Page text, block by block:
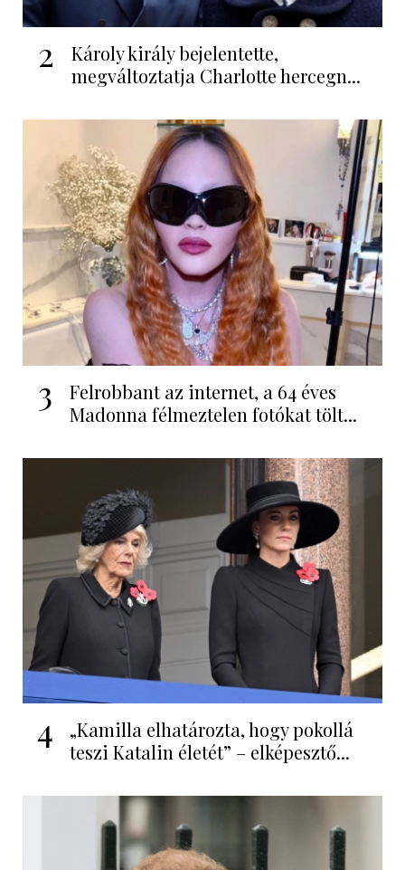
2
Károly király bejelentette,
megváltoztatja Charlotte hercegn...
3
Felrobbant az internet, a 64 éves
Madonna félmeztelen fotókat tölt...
4
„Kamilla elhatározta, hogy pokollá
teszi Katalin életét” – elképesztő...